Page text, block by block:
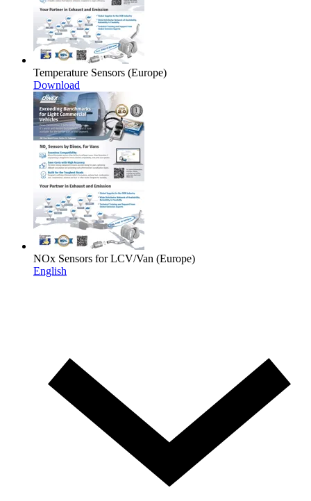
Temperature Sensors (Europe)
Download
NOx Sensors for LCV/Van (Europe)
English